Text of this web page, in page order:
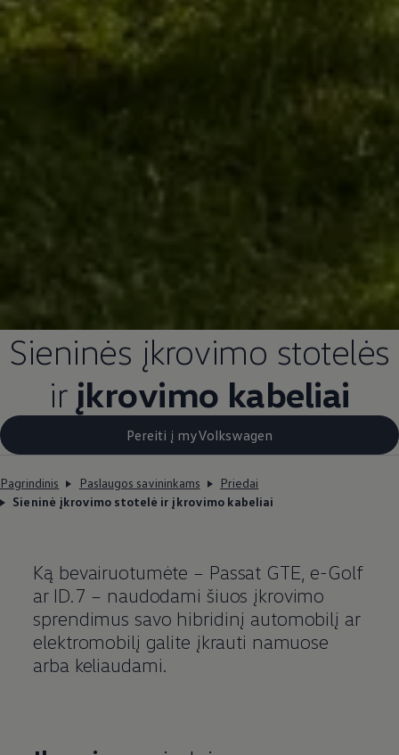
Sieninės įkrovimo stotelės
ir įkrovimo kabeliai
Pereiti į myVolkswagen
Pagrindinis Paslaugos savininkams
Priedai
Sieninė įkrovimo stotelė ir įkrovimo kabeliai
Ką bevairuotumėte – Passat GTE, e-Golf
ar ID.7 – naudodami šiuos įkrovimo
sprendimus savo hibridinį automobilį ar
elektromobilį galite įkrauti namuose
arba keliaudami.